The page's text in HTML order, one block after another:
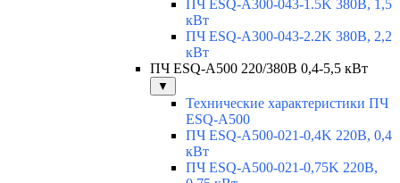
ПЧ ESQ-A300-043-1.5K 380В, 1,5
кВт
ПЧ ESQ-A300-043-2.2K 380В, 2,2
кВт
ПЧ ESQ-A500 220/380В 0,4-5,5 кВт
▼
Технические характеристики ПЧ
ESQ-A500
ПЧ ESQ-A500-021-0,4K 220В, 0,4
кВт
ПЧ ESQ-A500-021-0,75K 220В,